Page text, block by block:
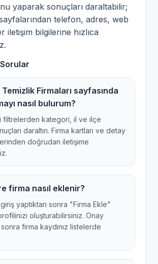
yaparak sonuçları daraltabilir;
telefon, adres, web
iletişim bilgilerine hızlıca
Temizlik Firmaları sayfasında
nasıl bulurum?
filtrelerden kategori, il ve ilçe
daraltın. Firma kartları ve detay
doğrudan iletişime
firma nasıl eklenir?
giriş yaptıktan sonra "Firma Ekle"
oluşturabilirsiniz. Onay
firma kaydınız listelerde